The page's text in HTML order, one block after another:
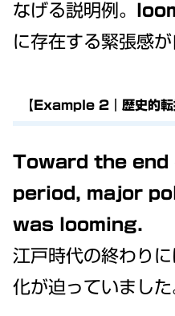
なげる説明例。
に存在する緊張感が
【Example 2｜歴史的転
Toward the end
period, major
was looming.
江戸時代の終わり
化が迫っていました